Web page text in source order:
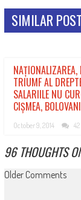
SIMILAR
NAȚIONALIZAREA,
TRIUMF AL
SALARIILE NU
CIȘMEA,
October 9, 2014 42
96 THOUGHTS
COMMENT
Older Comments